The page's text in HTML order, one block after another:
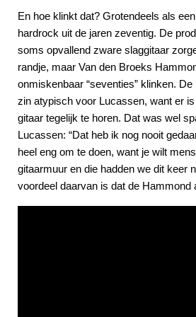
En hoe klinkt dat? Grotendeels als
hardrock uit de jaren zeventig. De
soms opvallend zware slaggitaar
randje, maar Van den Broeks
onmiskenbaar “seventies” klinken.
zin atypisch voor Lucassen, want er
gitaar tegelijk te horen. Dat was wel
Lucassen: “Dat heb ik nog nooit
heel eng om te doen, want je wilt
gitaarmuur en die hadden we dit keer
voordeel daarvan is dat de Hammond